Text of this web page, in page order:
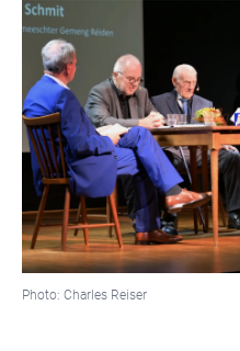
Photo: Charles Reiser